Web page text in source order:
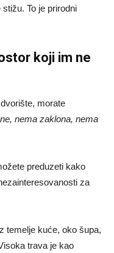
To je prirodni
koji im ne
morate
nema zaklona, nema
preduzeti kako
za
temelje kuće, oko šupa,
trava je kao